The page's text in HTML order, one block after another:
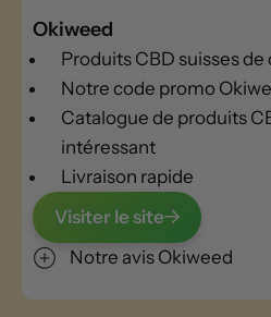
Okiweed
Produits CBD suisses de
Notre code promo
Catalogue de produits
intéressant
Livraison rapide
Visiter le site
Notre avis Okiweed